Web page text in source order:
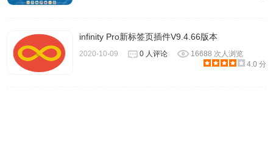
1.千山新标签页扩展支持Chrome浏览器，系统包括
2.如果你还在使用Chrome外的其它浏览器，你可以访问
qianshan.co，其功能特性和Chrome扩展类似，只是不能
infinity Pro新标签页插件V9.4.66版本
2020-10-09 0 人评论
16688 次人浏览
4.0 分